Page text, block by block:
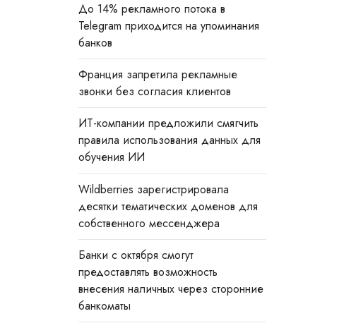
До 14% рекламного потока в
Telegram приходится на упоминания
банков
Франция запретила рекламные
звонки без согласия клиентов
ИТ-компании предложили смягчить
правила использования данных для
обучения ИИ
Wildberries зарегистрировала
десятки тематических доменов для
собственного мессенджера
Банки с октября смогут
предоставлять возможность
внесения наличных через сторонние
банкоматы